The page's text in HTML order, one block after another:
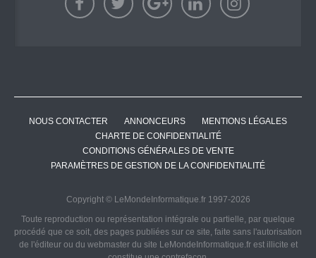
NOUS CONTACTER ANNONCEURS
MENTIONS LÉGALES
CHARTE DE CONFIDENTIALITÉ
CONDITIONS GÉNÉRALES DE VENTE
PARAMÈTRES DE GESTION DE LA CONFIDENTIALITÉ
Copyright © LeMondeInformatique.fr 1997-2026
Toute reproduction ou représentation intégrale ou partielle, par quelque
procédé que ce soit, des pages publiées sur ce site, faite sans l'autorisation
de l'éditeur ou du webmaster du site LeMondeInformatique.fr est illicite et